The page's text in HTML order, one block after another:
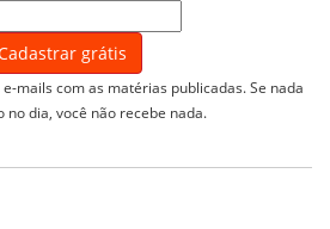
e-mails com as matérias publicadas. Se nada
no dia, você não recebe nada.